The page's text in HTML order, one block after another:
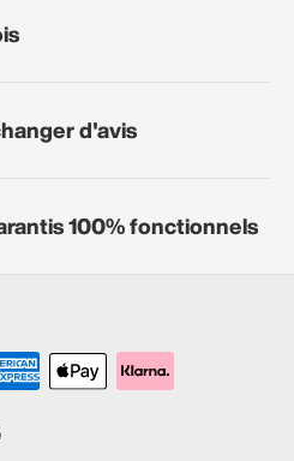
d'avis
100% fonctionnels